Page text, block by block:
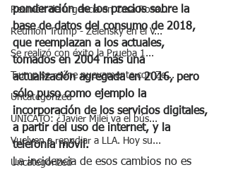
Reunión de urgencia en Casa Rosa...
Reunión Trump - Zelensky en el V...
Se realizó con éxito la Prueba 1...
Trump se reúne nuevamente con Ze...
Uncategorized
UNICATO: ¿Javier Milei va el bús...
Vuelven a repudiar a LLA. Hoy su...
Uncategorized
ponderación de los precios sobre la
base de datos del consumo de 2018,
que reemplazan a los actuales,
tomados en 2004 más una
actualización agregada en 2016, pero
sólo puso como ejemplo la
incorporación de los servicios digitales,
a partir del uso de internet, y la
telefonía móvil.
La incidencia de esos cambios no es